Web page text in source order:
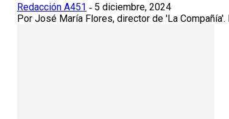
Redacción A451 - 5 diciembre, 2024
Por José María Flores, director de 'La